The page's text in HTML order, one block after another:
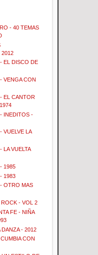
- 40 TEMAS
2012
EL DISCO DE
VENGA CON
EL CANTOR
INEDITOS -
VUELVE LA
LA VUELTA
1985
1983
OTRO MAS
ROCK - VOL 2
FE - NIÑA
- 2012
CON